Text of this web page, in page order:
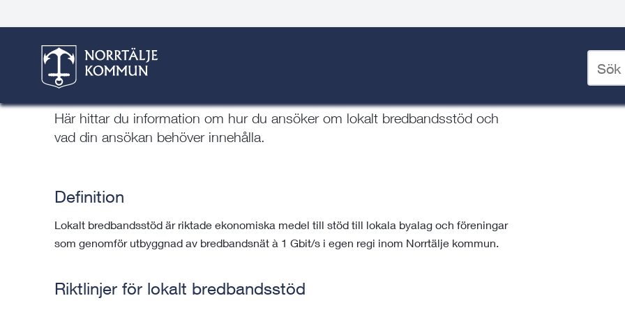
sökord
desktop
Söka lokalt bredbandsstöd
Här hittar du information om hur du ansöker om lokalt bredbandsstöd och
vad din ansökan behöver innehålla.
Definition
Lokalt bredbandsstöd är riktade ekonomiska medel till stöd till lokala byalag och föreningar
som genomför utbyggnad av bredbandsnät à 1 Gbit/s i egen regi inom Norrtälje kommun.
Riktlinjer för lokalt bredbandsstöd